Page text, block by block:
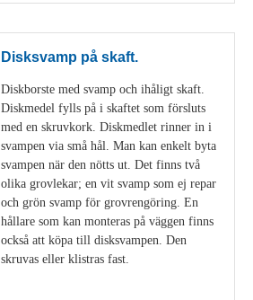
Disksvamp på skaft.
Diskborste med svamp och ihåligt skaft.
Diskmedel fylls på i skaftet som försluts
med en skruvkork. Diskmedlet rinner in i
svampen via små hål. Man kan enkelt byta
svampen när den nötts ut. Det finns två
olika grovlekar; en vit svamp som ej repar
och grön svamp för grovrengöring. En
hållare som kan monteras på väggen finns
också att köpa till disksvampen. Den
skruvas eller klistras fast.